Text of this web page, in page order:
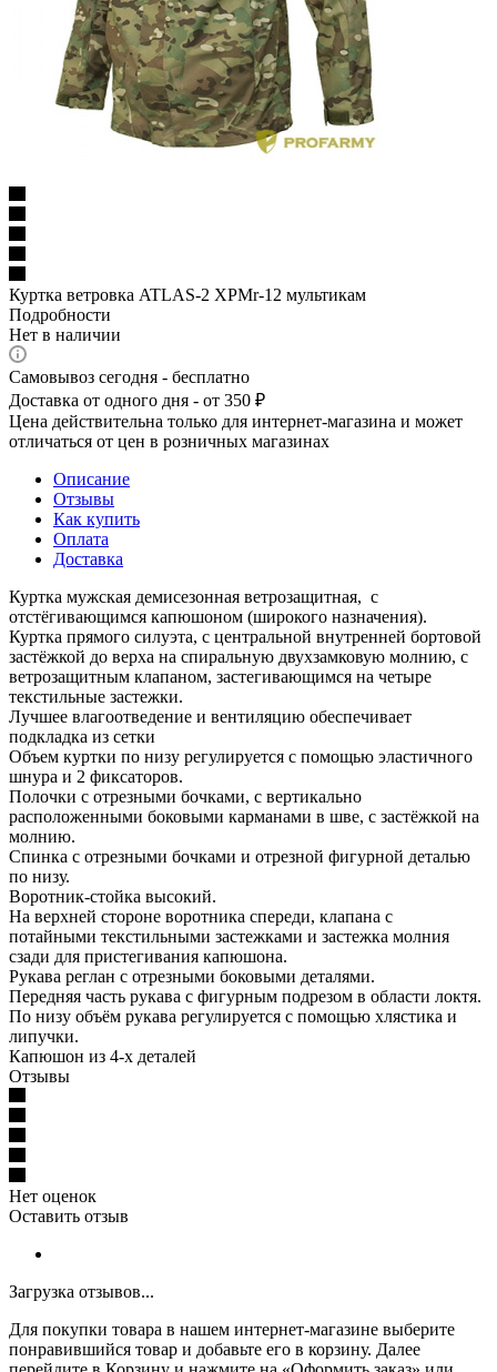
Куртка ветровка ATLAS-2 XPMr-12 мультикам
Подробности
Нет в наличии
Самовывоз сегодня - бесплатно
Доставка от одного дня - от 350 ₽
Цена действительна только для интернет-магазина и может
отличаться от цен в розничных магазинах
Описание
Отзывы
Как купить
Оплата
Доставка
Куртка мужская демисезонная ветрозащитная, с
отстёгивающимся капюшоном (широкого назначения).
Куртка прямого силуэта, с центральной внутренней бортовой
застёжкой до верха на спиральную двухзамковую молнию, с
ветрозащитным клапаном, застегивающимся на четыре
текстильные застежки.
Лучшее влагоотведение и вентиляцию обеспечивает
подкладка из сетки
Объем куртки по низу регулируется с помощью эластичного
шнура и 2 фиксаторов.
Полочки с отрезными бочками, с вертикально
расположенными боковыми карманами в шве, с застёжкой на
молнию.
Спинка с отрезными бочками и отрезной фигурной деталью
по низу.
Воротник-стойка высокий.
На верхней стороне воротника спереди, клапана с
потайными текстильными застежками и застежка молния
сзади для пристегивания капюшона.
Рукава реглан с отрезными боковыми деталями.
Передняя часть рукава с фигурным подрезом в области локтя.
По низу объём рукава регулируется с помощью хлястика и
липучки.
Капюшон из 4-х деталей
Отзывы
Нет оценок
Оставить отзыв
Загрузка отзывов...
Для покупки товара в нашем интернет-магазине выберите
понравившийся товар и добавьте его в корзину. Далее